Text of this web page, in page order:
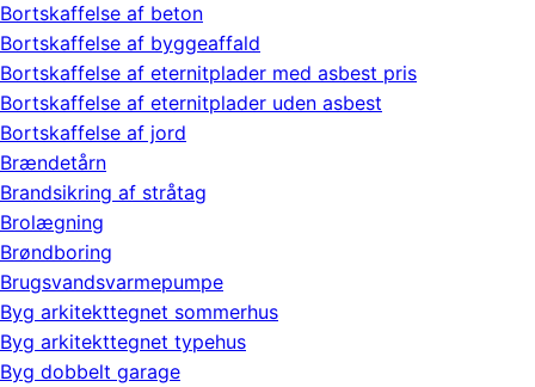
Bortskaffelse af beton
Bortskaffelse af byggeaffald
Bortskaffelse af eternitplader med asbest pris
Bortskaffelse af eternitplader uden asbest
Bortskaffelse af jord
Brændetårn
Brandsikring af stråtag
Brolægning
Brøndboring
Brugsvandsvarmepumpe
Byg arkitekttegnet sommerhus
Byg arkitekttegnet typehus
Byg dobbelt garage